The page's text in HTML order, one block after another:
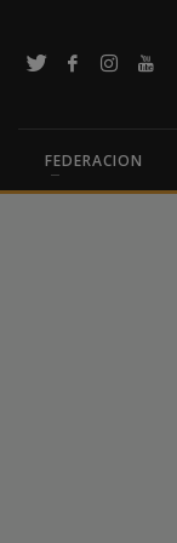
FEDERACION